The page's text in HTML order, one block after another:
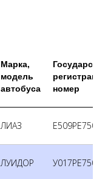
Марка,
модель
автобуса
номер
ЛИАЗ Е509РЕ750
ЛУИДОР У017РЕ750